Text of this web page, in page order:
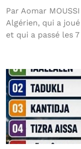
Par Aomar
Algérien, qui a
et qui a passé les